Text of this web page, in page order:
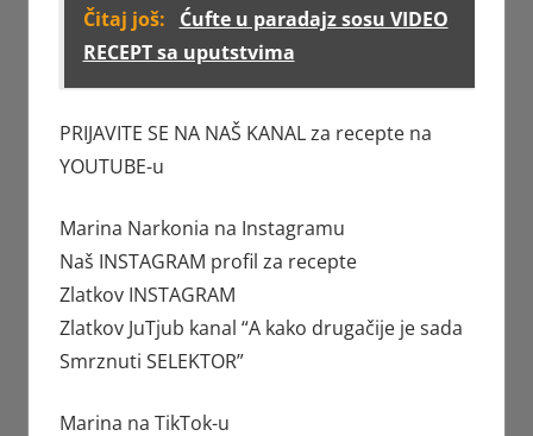
Čitaj još:
Ćufte u paradajz sosu VIDEO
RECEPT sa uputstvima
PRIJAVITE SE NA NAŠ KANAL za recepte na
YOUTUBE-u
Marina Narkonia na Instagramu
Naš INSTAGRAM profil za recepte
ZlatkovINSTAGRAM
Zlatkov JuTjub kanal “A kako drugačije je sada
Smrznuti SELEKTOR”
Marina na TikTok-u